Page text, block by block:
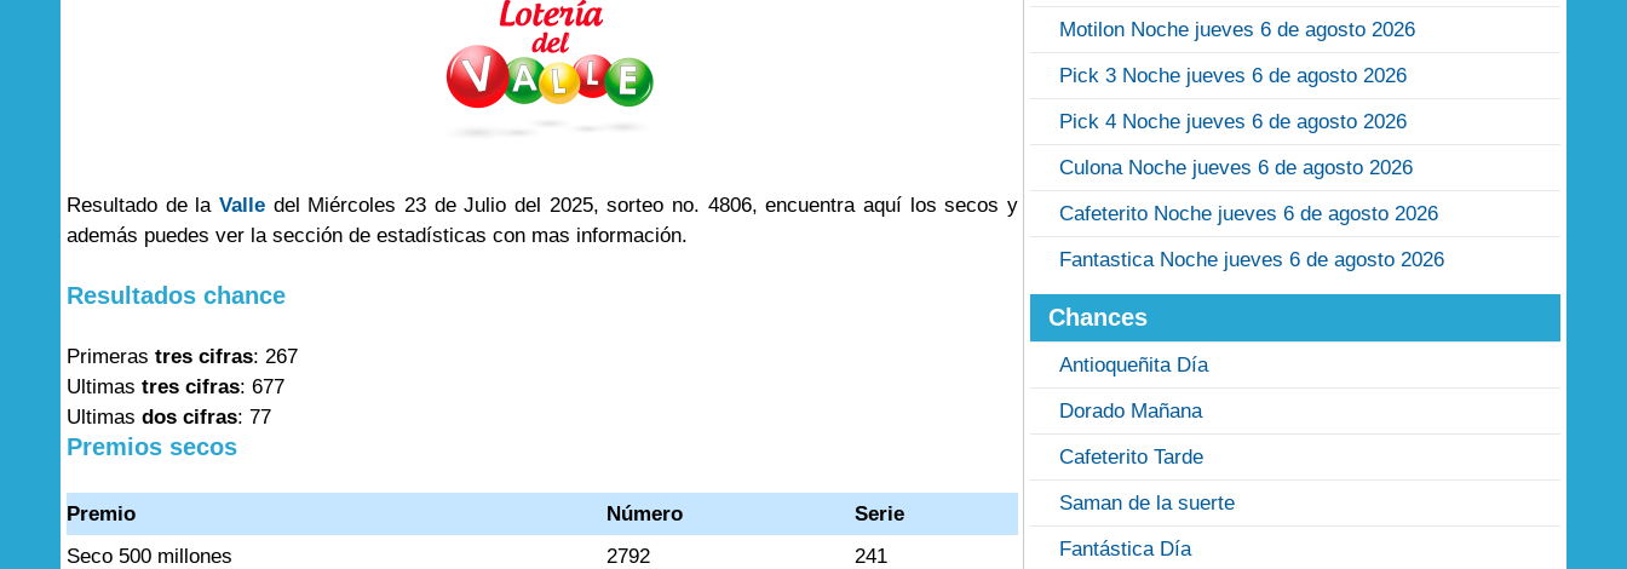
Resultado de laValle del Miércoles 23 de Julio del 2025, sorteo no. 4806, encuentra aquí los secos y
además puedes ver la sección de estadísticas con mas información.
Resultados chance
Primeras tres cifras: 267
Ultimas tres cifras: 677
Ultimas dos cifras: 77
Premios secos
Premio Número
Serie
Seco 500 millones
2792
241
Motilon Noche jueves 6 de agosto 2026
Pick 3 Noche jueves 6 de agosto 2026
Pick 4 Noche jueves 6 de agosto 2026
Culona Noche jueves 6 de agosto 2026
Cafeterito Noche jueves 6 de agosto 2026
Fantastica Noche jueves 6 de agosto 2026
Chances
Antioqueñita Día
Dorado Mañana
Cafeterito Tarde
Saman de la suerte
Fantástica Día